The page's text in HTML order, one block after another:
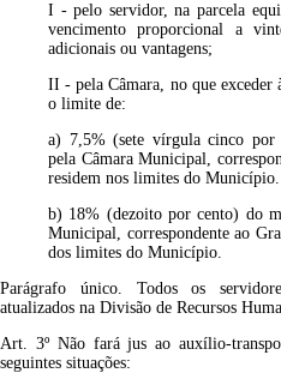
I - pelo servidor, na parcela
vencimento proporcional a
adicionais ou vantagens;
II - pela Câmara, no que exceder
o limite de:
a) 7,5% (sete vírgula cinco
pela Câmara Municipal,
residem nos limites do Município.
b) 18% (dezoito por cento) do
Municipal, correspondente ao
dos limites do Município.
Parágrafo único. Todos os
atualizados na Divisão de Recursos
Art. 3º Não fará jus ao auxílio-
seguintes situações: